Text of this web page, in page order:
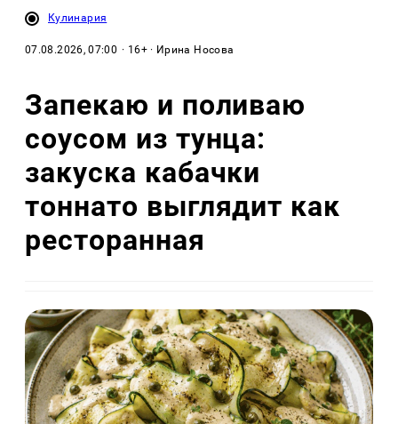
Кулинария
07.08.2026, 07:00 · 16+ · Ирина Носова
Запекаю и поливаю
соусом из тунца:
закуска кабачки
тоннато выглядит как
ресторанная